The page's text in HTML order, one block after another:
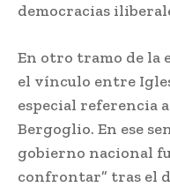
democracias
En otro tramo de la
el vínculo entre
especial referencia
Bergoglio. En ese
gobierno nacional
confrontar” tras el